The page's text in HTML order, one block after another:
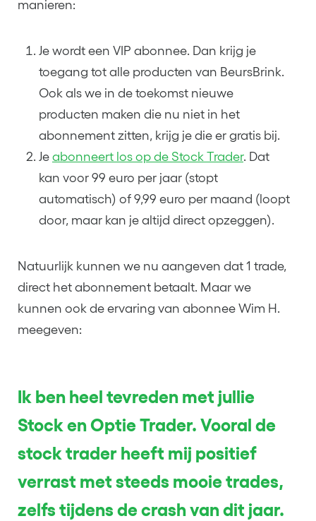
manieren:
Je wordt een VIP abonnee. Dan krijg je
toegang tot alle producten van BeursBrink.
Ook als we in de toekomst nieuwe
producten maken die nu niet in het
abonnement zitten, krijg je die er gratis bij.
Je abonneert los op de Stock Trader. Dat
kan voor 99 euro per jaar (stopt
automatisch) of 9,99 euro per maand (loopt
door, maar kan je altijd direct opzeggen).
Natuurlijk kunnen we nu aangeven dat 1 trade,
direct het abonnement betaalt. Maar we
kunnen ook de ervaring van abonnee Wim H.
meegeven:
Ik ben heel tevreden met jullie
Stock en Optie Trader. Vooral de
stock trader heeft mij positief
verrast met steeds mooie trades,
zelfs tijdens de crash van dit jaar.